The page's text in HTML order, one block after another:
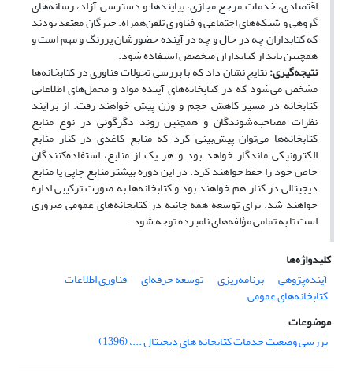
اقتصادی، خدمات مرجع مجازی، پیایندها و دسترسی آزاد، رسانه‌های
گروهی و شبکه‌های اجتماعی و فناوری تلفن‌همراه. خبرگان معتقد بودند
که کتابداران چه در حال و چه در آینده حضورشان پررنگ و مهم است و
همچنین باید از کتابداران متخصص استفاده شود.
نتیجه‌گیری:نتایج نشان داد که با بررسی تحولات فناوری در کتابخانه‌ها
مشخص می‌شود که در کتابخانه‌های آینده مواد و محمل‌های اطلاعاتی
کتابخانه در مسیر کاهش حجم و وزن پیش خواهند رفت. از برآیند
نظرات مصاحبه‌شوندگان و همچنین روند دگرگونی در نوع منابع
کتابخانه‌ها می‌توان پیش‌بینی کرد که منابع کاغذی در کنار منابع
الکترونیکی ماندگار خواهد بود و هر یک از منابع، استفاده‌کنندگان
خاص خود را حفظ خواهند کرد. در این دوره بیشتر منابع چاپی یا منابع
دیجیتالی در کنار هم خواهند بود و کتابخانه‌ها به صورت ترکیبی اداره
خواهند شد. برای توسعه همه جانبه در کتابخانه‌های عمومی ضروری
است تا به تمامی مؤلفه‌های نامبرده توجه شود.
کلیدواژه‌ها
آینده‌‌پژوهی‏
برنامه‌ریزی توسعه حرفه‌ای فناوری اطلاعات
کتابخانه‌های عمومی
موضوعات
بررسی وضعیت خدمات کتابخانه های دیجیتال ...، (1396)